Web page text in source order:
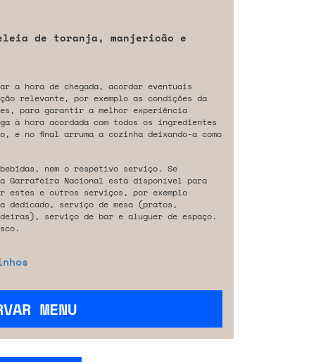
de toranja, manjericão e
a hora de chegada, acordar eventuais
relevante, por exemplo as condições da
para garantir a melhor experiência
à hora acordada com todos os ingredientes
e no final arruma a cozinha deixando-a como
nem o respetivo serviço. Se
a Garrafeira Nacional está disponível para
estes e outros serviços, por exemplo
serviço de mesa (pratos,
serviço de bar e aluguer de espaço.
MENU